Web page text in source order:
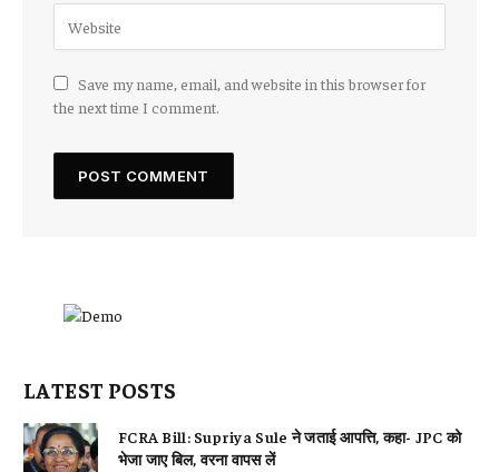
Save my name, email, and website in this browser for
the next time I comment.
LATEST POSTS
FCRA Bill: Supriya Sule ने जताई आपत्ति, कहा- JPC को
भेजा जाए बिल, वरना वापस लें